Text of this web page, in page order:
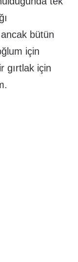
ancak bütün
için
gırtlak için